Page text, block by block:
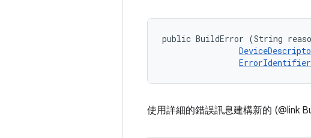
public BuildError (String
ErrorIdentifier
使用詳細的錯誤訊息建構新的 (@link